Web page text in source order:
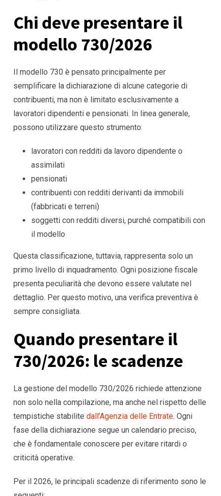
Chi deve presentare il
modello 730/2026
Il modello 730 è pensato principalmente per
semplificare la dichiarazione di alcune categorie di
contribuenti, ma non è limitato esclusivamente a
lavoratori dipendenti e pensionati. In linea generale,
possono utilizzare questo strumento:
lavoratori con redditi da lavoro dipendente o
assimilati
pensionati
contribuenti con redditi derivanti da immobili
(fabbricati e terreni)
soggetti con redditi diversi, purché compatibili con
il modello
Questa classificazione, tuttavia, rappresenta solo un
primo livello di inquadramento. Ogni posizione fiscale
presenta peculiarità che devono essere valutate nel
dettaglio. Per questo motivo, una verifica preventiva è
sempre consigliata.
Quando presentare il
730/2026: le scadenze
La gestione del modello 730/2026 richiede attenzione
non solo nella compilazione, ma anche nel rispetto delle
tempistiche stabilite dall’Agenzia delle Entrate. Ogni
fase della dichiarazione segue un calendario preciso,
che è fondamentale conoscere per evitare ritardi o
criticità operative.
Per il 2026, le principali scadenze di riferimento sono le